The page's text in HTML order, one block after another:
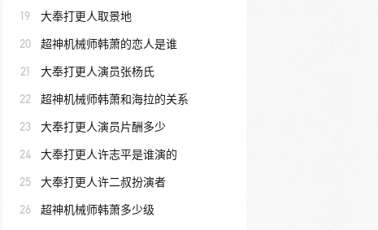
19 大奉打更人取景地
20 超神机械师韩萧的恋人是谁
21 大奉打更人演员张杨氏
22 超神机械师韩萧和海拉的关系
23 大奉打更人演员片酬多少
24 大奉打更人许志平是谁演的
25 大奉打更人许二叔扮演者
26 超神机械师韩萧多少级